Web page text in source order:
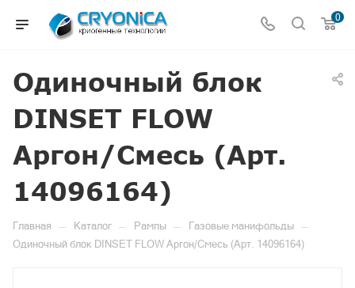
0
Одиночный блок
DINSET FLOW
Аргон/Смесь (Арт.
14096164)
Главная — Каталог — Рампы — Газовые манифольды —
Одиночный блок DINSET FLOW Аргон/Смесь (Арт. 14096164)